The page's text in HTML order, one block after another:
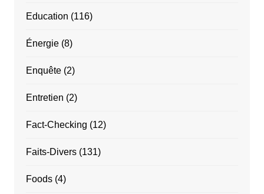
Education (116)
Énergie(8)
Enquête(2)
Entretien (2)
Fact-Checking (12)
Faits-Divers(131)
Foods(4)